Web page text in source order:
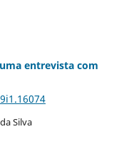
entrevista com
Silva